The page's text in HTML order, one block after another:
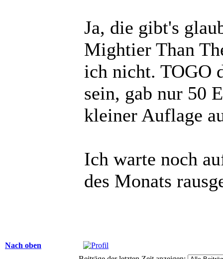
Ja, die gibt's
Mightier Than
ich nicht. TOGO
sein, gab nur 50
kleiner Auflage
Ich warte noch
des Monats
Nach oben